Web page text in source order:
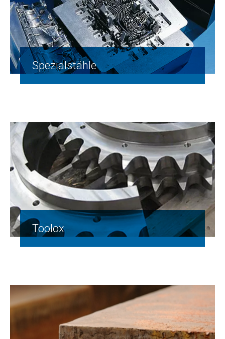
Spezialstähle
Toolox